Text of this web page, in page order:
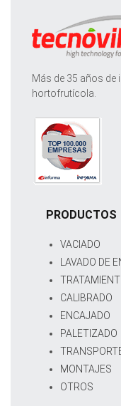
Más de 35 años de
hortofrutícola.
PRODUCTOS
VACIADO
LAVADO DE
CALIBRADO
ENCAJADO
PALETIZADO
MONTAJES
OTROS